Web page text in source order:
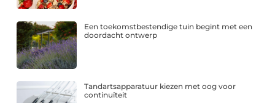
Een toekomstbestendige tuin begint met een
doordacht ontwerp
Tandartsapparatuur kiezen met oog voor
continuïteit